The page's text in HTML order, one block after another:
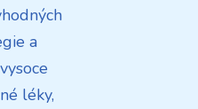
a
léky,